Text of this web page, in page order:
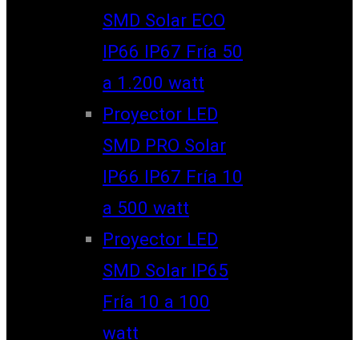
SMD Solar ECO
IP66 IP67 Fría 50
a 1.200 watt
Proyector LED
SMD PRO Solar
IP66 IP67 Fría 10
a 500 watt
Proyector LED
SMD Solar IP65
Fría 10 a 100
watt